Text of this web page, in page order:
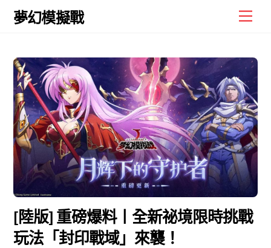
Skip
夢幻模擬戰
[陸版] 重磅爆料丨全新祕境限時挑戰
玩法「封印戰域」來襲！